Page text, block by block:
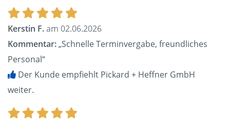
Kerstin F.am 02.06.2026
Kommentar:„Schnelle Terminvergabe, freundliches
Personal“
Der Kunde empfiehlt Pickard + Heffner GmbH
weiter.